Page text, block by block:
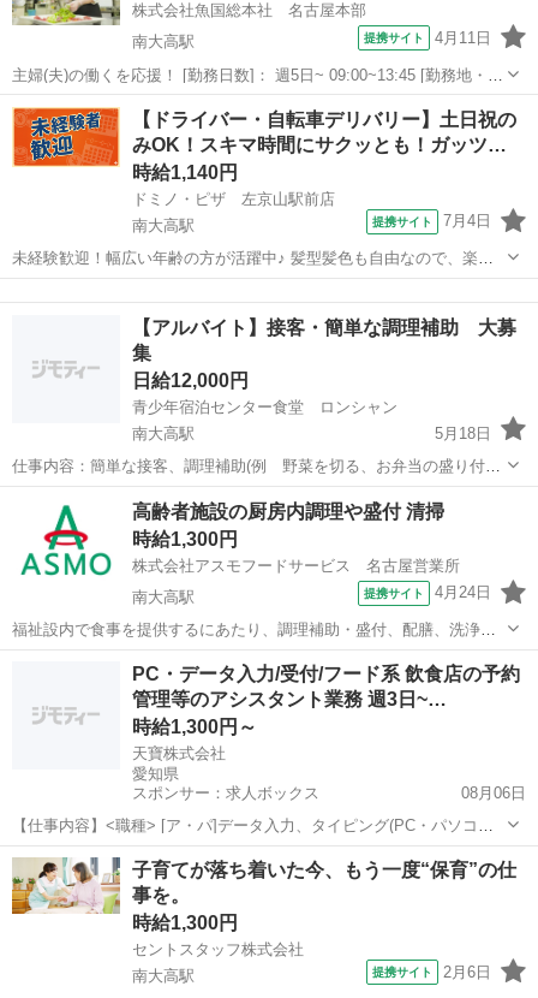
株式会社魚国総本社 名古屋本部
南大高駅
提携サイト 4月11日
主婦(夫)の働くを応援！ [勤務日数]： 週5日~ 09:00~13:45 [勤務地・最
寄駅]： 愛知県名古屋市緑区森の里1丁目107 株式会社魚国総本社 名
古屋本部 南大高駅／大高駅 [職種名]：調理補助 [求人...
愛知 名古屋市 南大高駅 キッチン
【ドライバー・自転車デリバリー】土日祝の
みOK！スキマ時間にサクッとも！ガッツ…
時給1,140円
ドミノ・ピザ 左京山駅前店
南大高駅
提携サイト 7月4日
未経験歓迎！幅広い年齢の方が活躍中♪ 髪型髪色も自由なので、楽し
みながらドミノ・ピザで一緒に働きませんか? 新店舗も続々オープン
中のドミノ・ピザでは明るく元気に働いてくれるスタッフを大募集中
です♪ 1985年、日本ではじ...【アルバイト】接客・簡単な調理補助 大募
集
日給12,000円
青少年宿泊センター食堂 ロンシャン
南大高駅
5月18日
仕事内容：簡単な接客、調理補助(例 野菜を切る、お弁当の盛り付け)
新規事業を始めるため募集しています。 希望勤務日時：土
日祝出られる方 時間は要相談 不明点等ありましたら、
下記電話番号へお問い合...
名古屋市 南大高駅 飲食 番号
高齢者施設の厨房内調理や盛付 清掃
時給1,300円
株式会社アスモフードサービス 名古屋営業所
南大高駅
提携サイト 4月24日
福祉設内で食事を提供するにあたり、調理補助・盛付、配膳、洗浄、
清掃などの厨房内業務 パート ◇各種手当 ◇随時昇給 ◇食事補助 ◇制
服貸与 ◇交通費支給(月2万円迄) ◇車・自転車通勤OK(無料駐車場完
備) ◇年末年始手...
名古屋市 南大高駅 キッチン
PC・データ入力/受付/フード系 飲食店の予約
管理等のアシスタント業務 週3日~…
時給1,300円～
天寶株式会社
愛知県
スポンサー：求人ボックス
08月06日
【仕事内容】<職種> [ア・パ]データ入力、タイピング(PC・パソコ
ン・インターネット)、受付、フード・飲食その他 <雇用形態> アルバ
イト・パート <給与> [ア・パ]時給1,300円～ 交通費:一部支給 社内規
定あり アシスタ...
アルバイト・パート
子育てが落ち着いた今、もう一度“保育”の仕
事を。
時給1,300円
セントスタッフ株式会社
南大高駅
提携サイト 2月6日